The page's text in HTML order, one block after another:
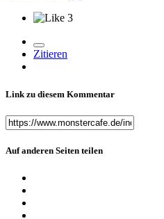
3
Zitieren
Link zu diesem Kommentar
Auf anderen Seiten teilen